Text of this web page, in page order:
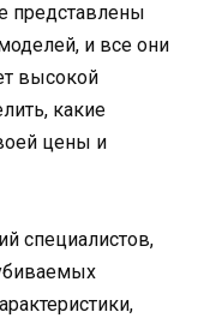
представлены
и все они
высокой
какие
цены и
специалистов,